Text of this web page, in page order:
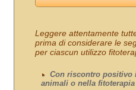
Leggere attentamente
prima di considerare le
per ciascun utilizzo
Con riscontro
animali o nella